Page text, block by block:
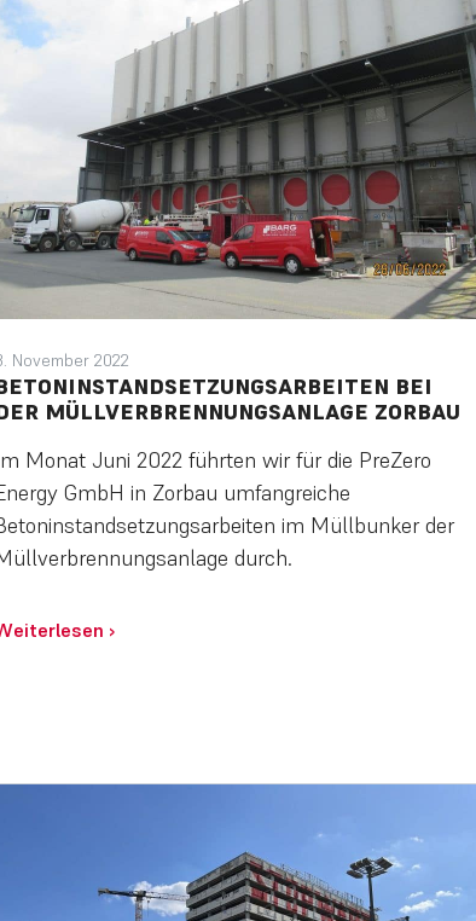
November 2022
BEI
MÜLLVERBRENNUNGSANLAGE ZORBAU
Monat Juni 2022 führten wir für die PreZero
GmbH in Zorbau umfangreiche
im Müllbunker der
durch.
›